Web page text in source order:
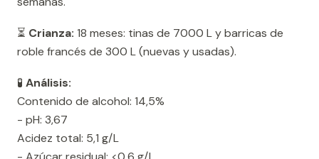
⏳ Crianza: 18 meses: tinas de 7000 L y barricas de
roble francés de 300 L (nuevas y usadas).
🧪 Análisis:
Contenido de alcohol: 14,5%
- pH: 3,67
Acidez total: 5,1 g/L